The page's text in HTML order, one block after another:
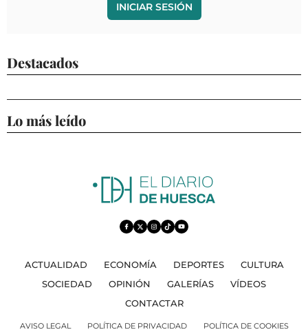
INICIAR SESIÓN
Destacados
Lo más leído
ACTUALIDAD ECONOMÍA DEPORTES
CULTURA
SOCIEDAD
OPINIÓN GALERÍAS
VÍDEOS
CONTACTAR
AVISO LEGAL POLÍTICA DE PRIVACIDAD POLÍTICA DE COOKIES